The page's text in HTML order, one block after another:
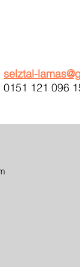
selztal-
0151 121 096